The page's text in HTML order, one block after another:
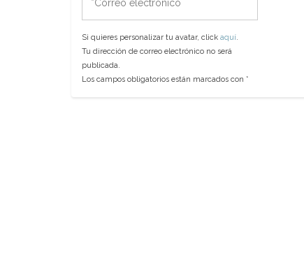
electrónico
Si quieres personalizar tu avatar, click aquí.
Tu dirección de correo electrónico no será
publicada.
Los campos obligatorios están marcados con *